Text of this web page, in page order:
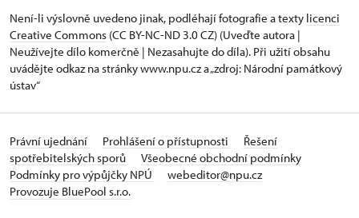
Není-li výslovně uvedeno jinak, podléhají fotografie a texty licenci
Creative Commons (CC BY-NC-ND 3.0 CZ) (Uveďte autora |
Neužívejte dílo komerčně | Nezasahujte do díla). Při užití obsahu
uvádějte odkaz na stránky www.npu.cz a „zdroj: Národní památkový
ústav“
Právní ujednání Prohlášení o přístupnosti
Řešení
spotřebitelských sporů
Všeobecné obchodní podmínky
Podmínky pro výpůjčky NPÚ
webeditor@npu.cz
Provozuje BluePool s.r.o.